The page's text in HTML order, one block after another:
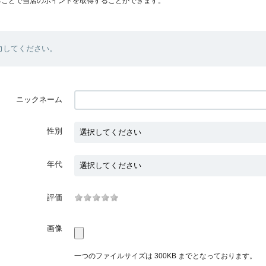
てください。
ニックネーム
性別
年代
評価
画像
一つのファイルサイズは 300KB までとなっております。